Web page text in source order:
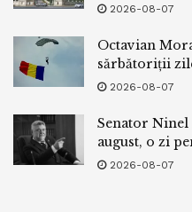
2026-08-07
Octavian
sărbătoriții
2026-08-07
Senator Ninel
august, o zi
2026-08-07